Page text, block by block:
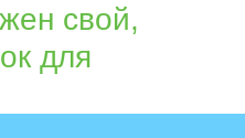
свой,
для